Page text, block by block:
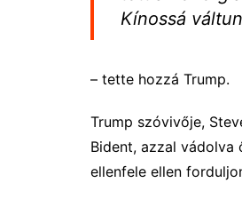
Kínossá
– tette hozzá Trump.
Trump szóvivője,
Bident, azzal
ellenfele ellen